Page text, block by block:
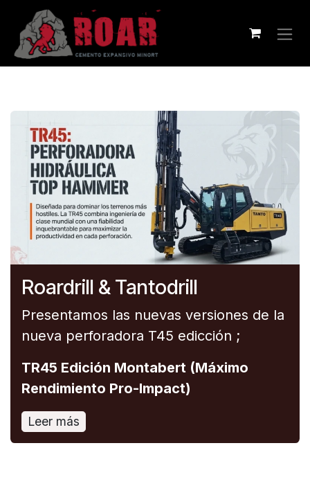
Pular para o conteúdo
Roardrill & Tantodrill
Presentamos las nuevas versiones de la
nueva perforadora T45 edicción ;
TR45 Edición Montabert (Máximo
Rendimiento Pro-Impact)
Leer más